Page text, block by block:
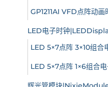
GP1211AI VFD点阵动画
LED电子时钟
LED 5×7点阵 3×10组合
LED 5×7点阵 1×6组合